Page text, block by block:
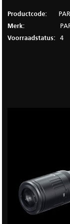
Productcode:
Merk:
Voorraadstatus:
4